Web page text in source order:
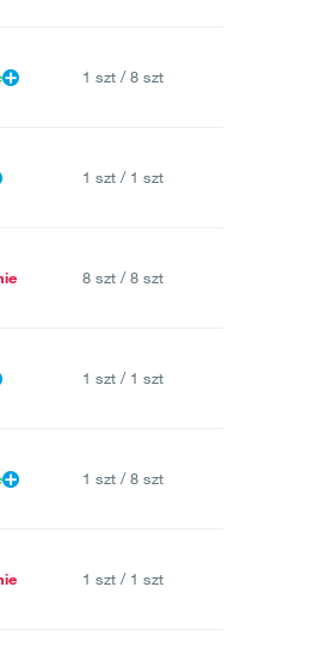
1 szt / 8 szt
1 szt / 1 szt
8 szt / 8 szt
1 szt / 1 szt
1 szt / 8 szt
1 szt / 1 szt